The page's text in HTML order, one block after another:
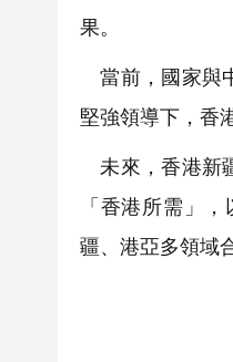
果。
當前，國家與
堅強領導下，香
未來，香港新
「香港所需」
疆、港亞多領域